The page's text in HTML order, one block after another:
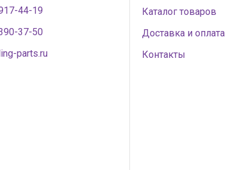
44-19
37-50
parts.ru
Каталог товаров
Доставка и оплата
Контакты